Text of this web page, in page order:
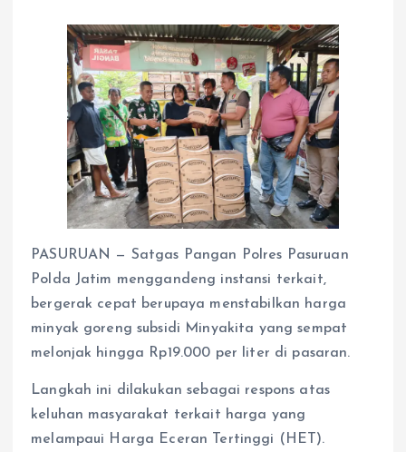
PASURUAN — Satgas Pangan Polres Pasuruan
Polda Jatim menggandeng instansi terkait,
bergerak cepat berupaya menstabilkan harga
minyak goreng subsidi Minyakita yang sempat
melonjak hingga Rp19.000 per liter di pasaran.
Langkah ini dilakukan sebagai respons atas
keluhan masyarakat terkait harga yang
melampaui Harga Eceran Tertinggi (HET).